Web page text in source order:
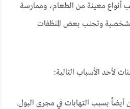
أنواع معينة من الطعام، وممارسة
الشخصية وتجنب بعض المنظفات
لأحد الأسباب التالية:
أيضاً بسبب التهابات في مجرى البول.